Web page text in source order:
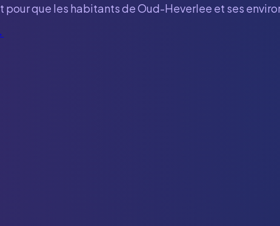
pour que les habitants deOud-Heverlee et ses